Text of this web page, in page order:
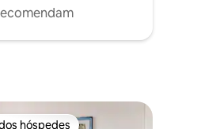
hóspedes